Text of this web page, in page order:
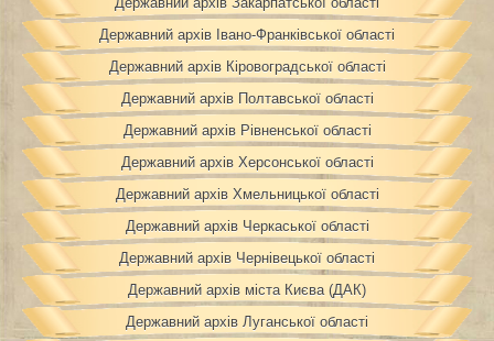
Державний архів Івано-Франківської області
Державний архів Кіровоградської області
Державний архів Полтавської області
Державний архів Рівненської області
Державний архів Херсонської області
Державний архів Хмельницької області
Державний архів Черкаської області
Державний архів Чернівецької області
Державний архів міста Києва (ДАК)
Державний архів Луганської області